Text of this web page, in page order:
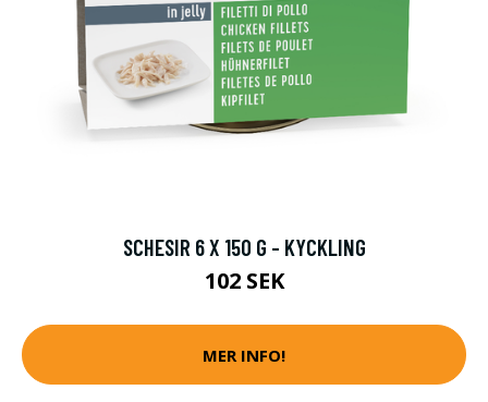
SCHESIR 6 X 150 G - KYCKLING
102 SEK
MER INFO!